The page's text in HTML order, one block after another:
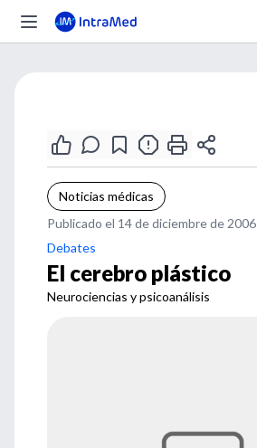
Noticias médicas
Publicado el 14 de diciembre de 2006
Debates
El cerebro plástico
Neurociencias y psicoanálisis